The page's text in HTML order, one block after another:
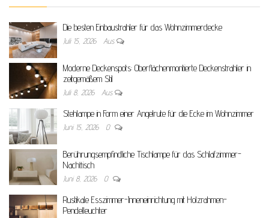
Die besten Einbaustrahler für das Wohnzimmerdecke
Juli 15, 2026 Aus
Moderne Deckenspots: Oberflächenmontierte Deckenstrahler in
zeitgemäßem Stil
Juli 8, 2026 Aus
Stehlampe in Form einer Angelrute für die Ecke im Wohnzimmer
Juni 15, 2026 0
Berührungsempfindliche Tischlampe für das Schlafzimmer-
Nachttisch
Juni 8, 2026 0
Rustikale Esszimmer-Inneneinrichtung mit Holzrahmen-
Pendelleuchter